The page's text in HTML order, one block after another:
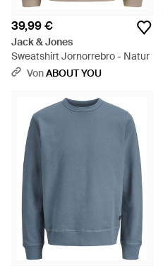
39,99 €
Jack & Jones
Sweatshirt Jornorrebro - Natur
VonABOUT YOU